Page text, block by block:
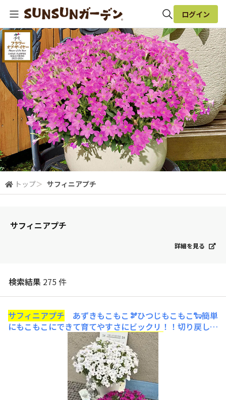
全体検索
検索
ログイン
トップ＞ サフィニアプチ
サフィニアプチ
詳細を見る
検索結果 275 件
サフィニアプチ あずきもこもこ🫘ひつじもこもこ🐑簡単
にもこもこにできて育てやすさにビックリ！！切り戻しか
らの復活の速さにも感動🥹サフィニアプチ
サフィニアプチひつじもこもこ🐑2026年の🆕紅白に
なると可愛いだろうな〜と育て始めました❤️🤍さくらもこ
もこ🌸も育てましたが、サフィニアプチシリーズは鉢のサ
イズ大・中・小とその鉢サイズに合わせて、もこもこもこ
もこ❣️❣️可愛いったらありゃしない😍とても育て易くて、